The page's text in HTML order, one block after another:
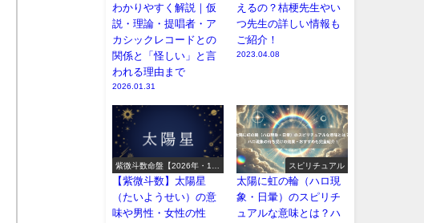
わかりやすく解説｜仮
説・理論・提唱者・ア
カシックレコードとの
関係と「怪しい」と言
われる理由まで
2026.01.31
えるの？桔梗先生やい
つ先生の詳しい情報も
ご紹介！
2023.04.08
紫微斗数命盤【2026年・12
宮14主星】
【紫微斗数】太陽星
（たいようせい）の意
味や男性・女性の性
スピリチュアル
太陽に虹の輪（ハロ現
象・日暈）のスピリチ
ュアルな意味とは？ハ